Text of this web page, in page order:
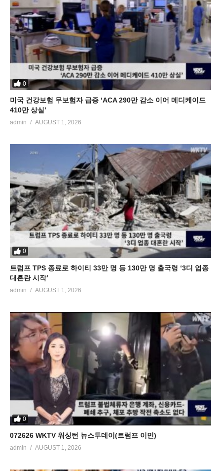
0
미국 건강보험 무보험자 급증 ‘ACA 290만 감소 이어 메디케이드
410만 상실’
admin AUGUST 1, 2026
0
트럼프 TPS 종료로 하이티 33만 명 등 130만 명 출국령 ‘3디 업종
대혼란 시작’
admin AUGUST 1, 2026
0
072626 WKTV 워싱턴 뉴스투데이(트럼프 이민)
admin AUGUST 1, 2026